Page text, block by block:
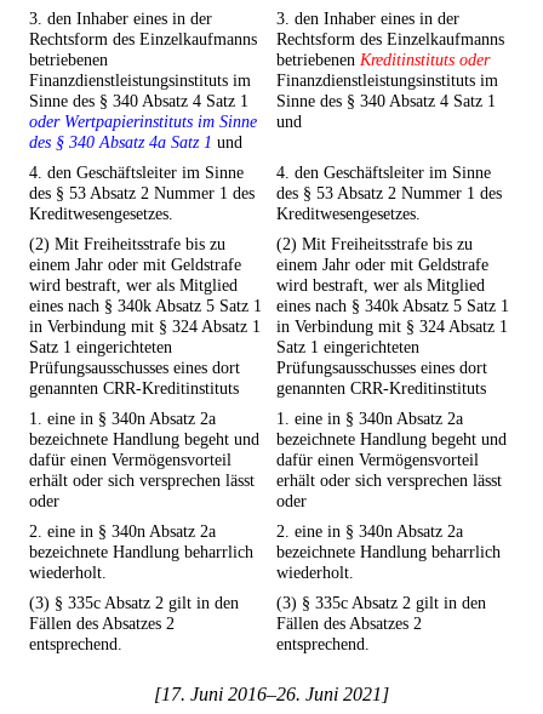
3. den Inhaber eines in der
Rechtsform des Einzelkaufmanns
betriebenen
Finanzdienstleistungsinstituts im
Sinne des § 340 Absatz 4 Satz 1
oder Wertpapierinstituts im Sinne
des § 340 Absatz 4a Satz 1 und
3. den Inhaber eines in der
Rechtsform des Einzelkaufmanns
betriebenen Kreditinstituts oder
Finanzdienstleistungsinstituts im
Sinne des § 340 Absatz 4 Satz 1
und
4. den Geschäftsleiter im Sinne
des § 53 Absatz 2 Nummer 1 des
Kreditwesengesetzes.
4. den Geschäftsleiter im Sinne
des § 53 Absatz 2 Nummer 1 des
Kreditwesengesetzes.
(2) Mit Freiheitsstrafe bis zu
einem Jahr oder mit Geldstrafe
wird bestraft, wer als Mitglied
eines nach § 340k Absatz 5 Satz 1
in Verbindung mit § 324 Absatz 1
Satz 1 eingerichteten
Prüfungsausschusses eines dort
genannten CRR-Kreditinstituts
(2) Mit Freiheitsstrafe bis zu
einem Jahr oder mit Geldstrafe
wird bestraft, wer als Mitglied
eines nach § 340k Absatz 5 Satz 1
in Verbindung mit § 324 Absatz 1
Satz 1 eingerichteten
Prüfungsausschusses eines dort
genannten CRR-Kreditinstituts
1. eine in § 340n Absatz 2a
bezeichnete Handlung begeht und
dafür einen Vermögensvorteil
erhält oder sich versprechen lässt
oder
1. eine in § 340n Absatz 2a
bezeichnete Handlung begeht und
dafür einen Vermögensvorteil
erhält oder sich versprechen lässt
oder
2. eine in § 340n Absatz 2a
bezeichnete Handlung beharrlich
wiederholt.
2. eine in § 340n Absatz 2a
bezeichnete Handlung beharrlich
wiederholt.
(3) § 335c Absatz 2 gilt in den
Fällen des Absatzes 2
entsprechend.
(3) § 335c Absatz 2 gilt in den
Fällen des Absatzes 2
entsprechend.
[17. Juni 2016–26. Juni 2021]